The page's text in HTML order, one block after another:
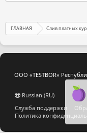
ГЛАВНАЯ Слив платных
ООО «TESTBOR»
Russian (RU)
Служба поддержки
Политика